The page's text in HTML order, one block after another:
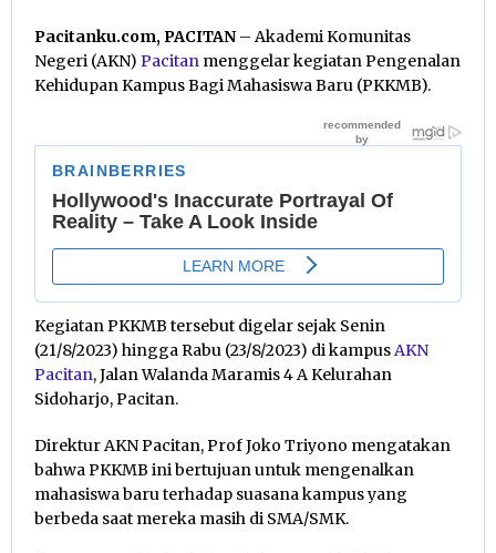
Pacitanku.com, PACITAN – Akademi Komunitas
Negeri (AKN) Pacitan menggelar kegiatan Pengenalan
Kehidupan Kampus Bagi Mahasiswa Baru (PKKMB).
Kegiatan PKKMB tersebut digelar sejak Senin
(21/8/2023) hingga Rabu (23/8/2023) di kampusAKN
Pacitan, Jalan Walanda Maramis 4 A Kelurahan
Sidoharjo, Pacitan.
Direktur AKN Pacitan, Prof Joko Triyono mengatakan
bahwa PKKMB ini bertujuan untuk mengenalkan
mahasiswa baru terhadap suasana kampus yang
berbeda saat mereka masih di SMA/SMK.